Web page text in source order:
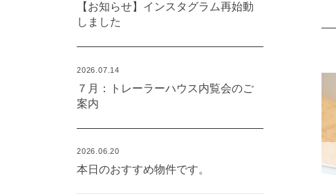
【お知らせ】インスタグラム再始動
しました
2026.07.14
７月：トレーラーハウス内覧会のご
案内
2026.06.20
本日のおすすめ物件です。